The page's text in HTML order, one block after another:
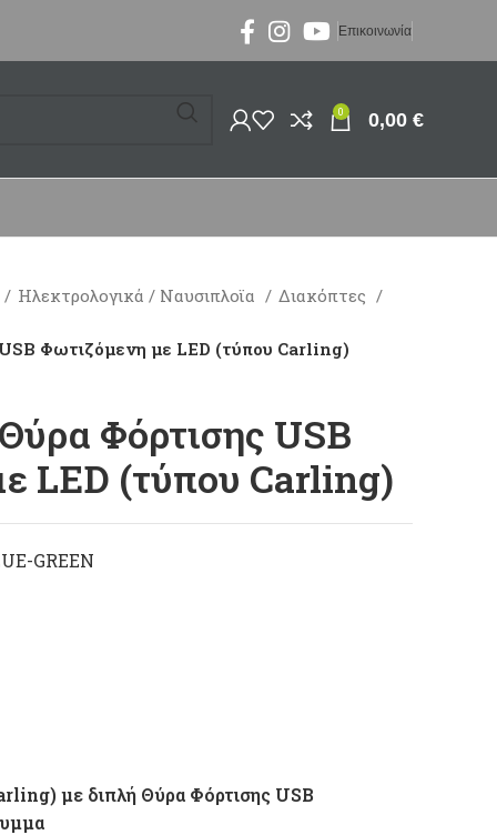
Επικοινωνία
0 0,00 €
Ηλεκτρολογικά / Ναυσιπλοϊα
Διακόπτες
Φωτιζόμενη με LED (τύπου Carling)
Φόρτισης USB
LED (τύπου Carling)
GREEN
με διπλή Θύρα Φόρτισης USB